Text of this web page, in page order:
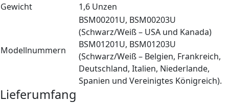
Gewicht
1,6 Unzen
Modellnummern
BSM00201U, BSM00203U
(Schwarz/Weiß – USA und Kanada)
BSM01201U, BSM01203U
(Schwarz/Weiß – Belgien, Frankreich,
Deutschland, Italien, Niederlande,
Spanien und Vereinigtes Königreich).
Lieferumfang